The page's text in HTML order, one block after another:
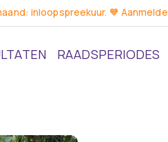
inloopspreekuur. 🧡
RAADSPERIODES